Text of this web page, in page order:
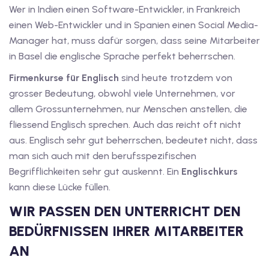
B2
Deutsch C1
C1
Deutsch C1
C1
Wer in Indien einen Software-Entwickler, in Frankreich
einen Web-Entwickler und in Spanien einen Social Media-
Manager hat, muss dafür sorgen, dass seine Mitarbeiter
in Basel die englische Sprache perfekt beherrschen.
Firmenkurse für Englisch sind heute trotzdem von
grosser Bedeutung, obwohl viele Unternehmen, vor
allem Grossunternehmen, nur Menschen anstellen, die
fliessend Englisch sprechen. Auch das reicht oft nicht
aus. Englisch sehr gut beherrschen, bedeutet nicht, dass
man sich auch mit den berufsspezifischen
Begrifflichkeiten sehr gut auskennt. Ein Englischkurs
kann diese Lücke füllen.
WIR PASSEN DEN UNTERRICHT DEN
BEDÜRFNISSEN IHRER MITARBEITER
AN